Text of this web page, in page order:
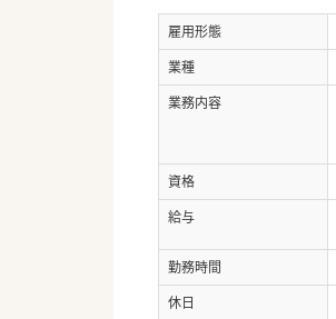
雇用形態
業種
業務内容
資格
給与
勤務時間
休日